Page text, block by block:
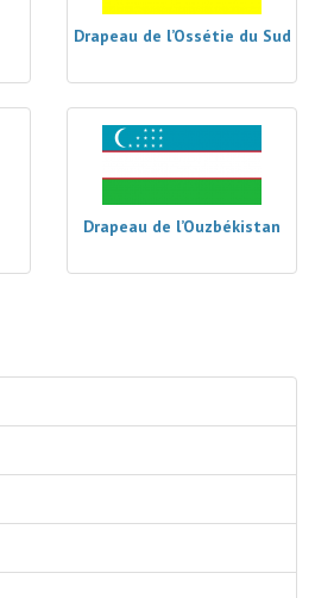
Drapeau de l’Ossétie du Sud
Drapeau de l’Ouzbékistan